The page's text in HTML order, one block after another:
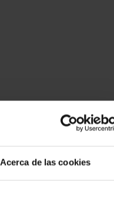
Acerca de las cookies